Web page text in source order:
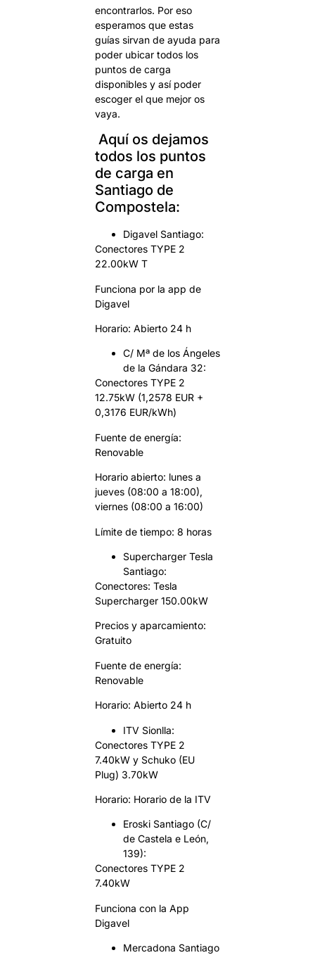
encontrarlos. Por eso
esperamos que estas
guías sirvan de ayuda para
poder ubicar todos los
puntos de carga
disponibles y así poder
escoger el que mejor os
vaya.
Aquí os dejamos
todos los puntos
de carga en
Santiago de
Compostela:
Digavel Santiago:
Conectores TYPE 2
22.00kW T
Funciona por la app de
Digavel
Horario: Abierto 24 h
C/ Mª de los Ángeles
de la Gándara 32:
Conectores TYPE 2
12.75kW (1,2578 EUR +
0,3176 EUR/kWh)
Fuente de energía:
Renovable
Horario abierto: lunes a
jueves (08:00 a 18:00),
viernes (08:00 a 16:00)
Límite de tiempo: 8 horas
Supercharger Tesla
Santiago:
Conectores: Tesla
Supercharger 150.00kW
Precios y aparcamiento:
Gratuito
Fuente de energía:
Renovable
Horario: Abierto 24 h
ITV Sionlla:
Conectores TYPE 2
7.40kW y Schuko (EU
Plug) 3.70kW
Horario: Horario de la ITV
Eroski Santiago (C/
de Castela e León,
139):
Conectores TYPE 2
7.40kW
Funciona con la App
Digavel
Mercadona Santiago